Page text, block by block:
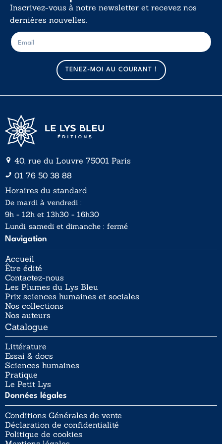
Inscrivez-vous à notre newsletter et recevez nos
dernières nouvelles.
m
a
i
l
E
-
m
TENEZ-MOI AU COURANT !
40, rue du Louvre 75001 Paris
01 76 50 38 88
Horaires du standard
De mardi à vendredi :
9h - 12h et 13h30 - 16h30
Lundi, samedi et dimanche : fermé
Navigation
Accueil
Être édité
Contactez-nous
Les Plumes du Lys Bleu
Prix sciences humaines et sociales
Nos collections
Nos auteurs
Catalogue
Littérature
Essai & docs
Sciences humaines
Pratique
Le Petit Lys
Données légales
Conditions Générales de vente
Déclaration de confidentialité
Politique de cookies